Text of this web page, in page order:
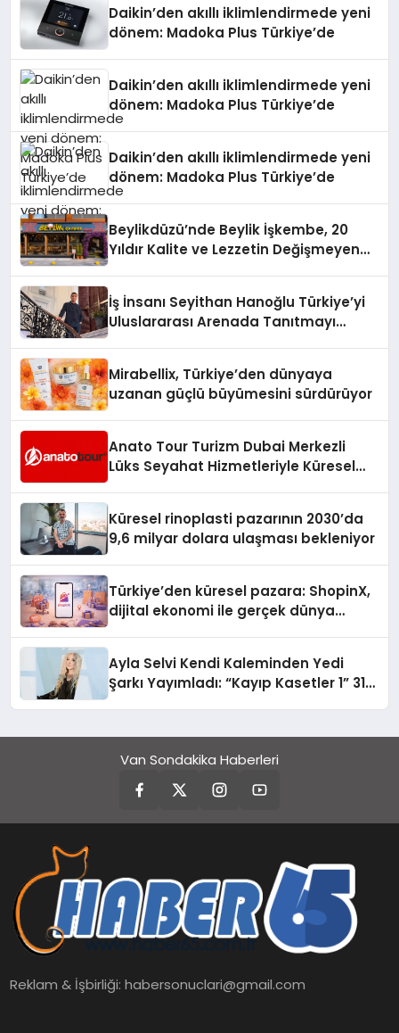
Daikin’den akıllı iklimlendirmede yeni
dönem: Madoka Plus Türkiye’de
Daikin’den akıllı iklimlendirmede yeni
dönem: Madoka Plus Türkiye’de
Daikin’den akıllı iklimlendirmede yeni
dönem: Madoka Plus Türkiye’de
Beylikdüzü’nde Beylik İşkembe, 20
Yıldır Kalite ve Lezzetin Değişmeyen
İş İnsanı Seyithan Hanoğlu Türkiye’yi
Uluslararası Arenada Tanıtmayı
Mirabellix, Türkiye’den dünyaya
uzanan güçlü büyümesini sürdürüyor
Anato Tour Turizm Dubai Merkezli
Lüks Seyahat Hizmetleriyle Küresel
Küresel rinoplasti pazarının 2030’da
9,6 milyar dolara ulaşması bekleniyor
Türkiye’den küresel pazara: ShopinX,
dijital ekonomi ile gerçek dünya
Ayla Selvi Kendi Kaleminden Yedi
Şarkı Yayımladı: “Kayıp Kasetler 1” 31
Van Sondakika Haberleri
Reklam & İşbirliği:habersonuclari@gmail.com